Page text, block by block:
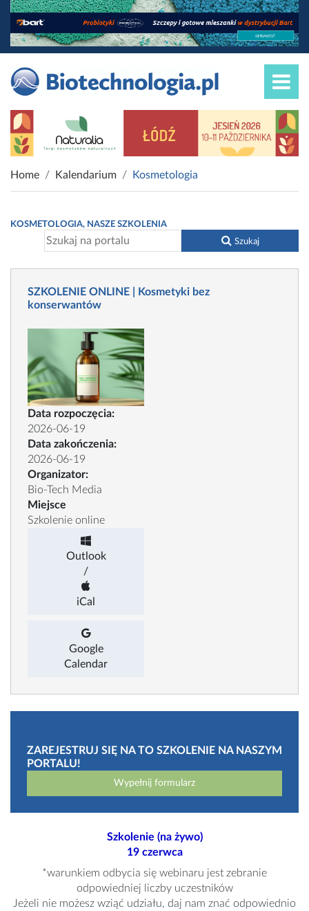
Home Kalendarium Kosmetologia
KOSMETOLOGIA, NASZE SZKOLENIA
Szukaj
SZKOLENIE ONLINE | Kosmetyki bez
konserwantów
Data rozpoczęcia:
2026-06-19
Data zakończenia:
2026-06-19
Organizator:
Bio-Tech Media
Miejsce
Szkolenie online
Outlook
/
iCal
Google
Calendar
ZAREJESTRUJ SIĘ NA TO SZKOLENIE NA NASZYM
PORTALU!
Wypełnij formularz
Szkolenie (na żywo)
19 czerwca
*warunkiem odbycia się webinaru jest zebranie
odpowiedniej liczby uczestników
Jeżeli nie możesz wziąć udziału, daj nam znać odpowiednio